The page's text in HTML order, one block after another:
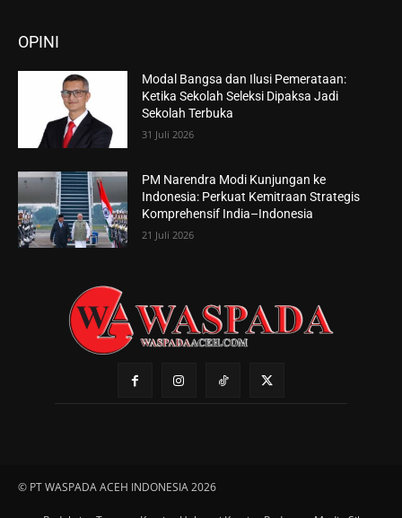
OPINI
Modal Bangsa dan Ilusi Pemerataan:
Ketika Sekolah Seleksi Dipaksa Jadi
Sekolah Terbuka
31 Juli 2026
PM Narendra Modi Kunjungan ke
Indonesia: Perkuat Kemitraan Strategis
Komprehensif India–Indonesia
21 Juli 2026
© PT WASPADA ACEH INDONESIA 2026